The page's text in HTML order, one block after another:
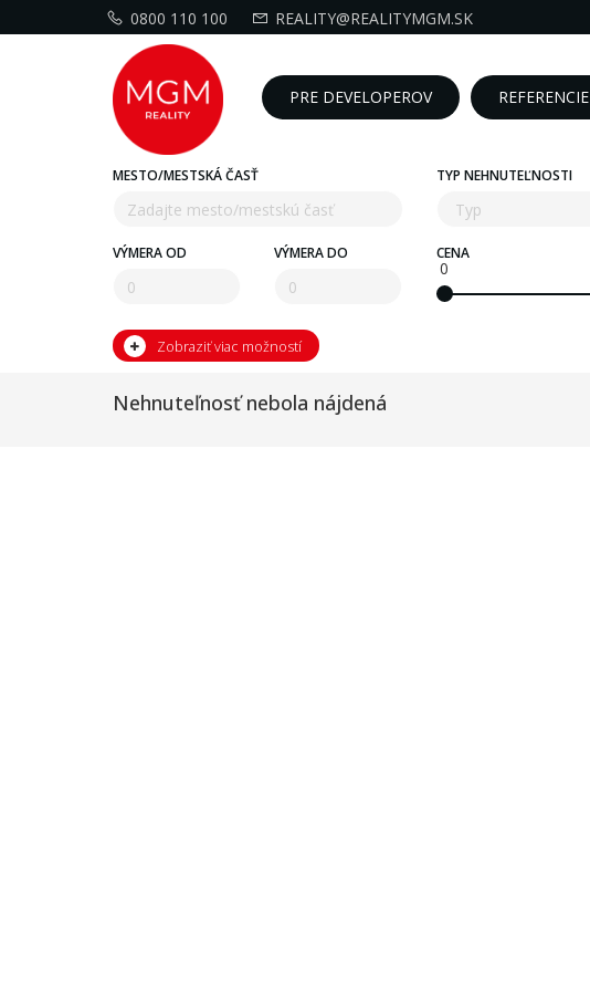
0800 110 100 REALITY@REALITYMGM.SK
PRE DEVELOPEROV REFERENCIE
MESTO/MESTSKÁ ČASŤ TYP NEHNUTEĽNOSTI
VÝMERA OD VÝMERA DO CENA
0
Zobraziť viac možností
Nehnuteľnosť nebola nájdená